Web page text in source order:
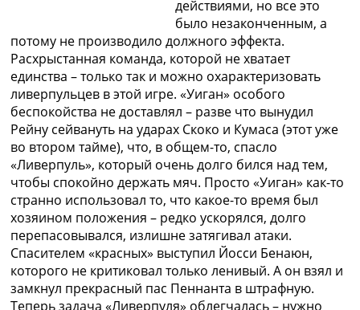
действиями, но все это
было незаконченным, а
потому не производило должного эффекта.
Расхрыстанная команда, которой не хватает
единства – только так и можно охарактеризовать
ливерпульцев в этой игре. «Уиган» особого
беспокойства не доставлял – разве что вынудил
Рейну сейвануть на ударах Скоко и Кумаса (этот уже
во втором тайме), что, в общем-то, спасло
«Ливерпуль», который очень долго бился над тем,
чтобы спокойно держать мяч. Просто «Уиган» как-то
странно использовал то, что какое-то время был
хозяином положения – редко ускорялся, долго
перепасовывался, излишне затягивал атаки.
Спасителем «красных» выступил Йосси Бенаюн,
которого не критиковал только ленивый. А он взял и
замкнул прекрасный пас Пеннанта в штрафную.
Теперь задача «Ливерпуля» облегчалась – нужно